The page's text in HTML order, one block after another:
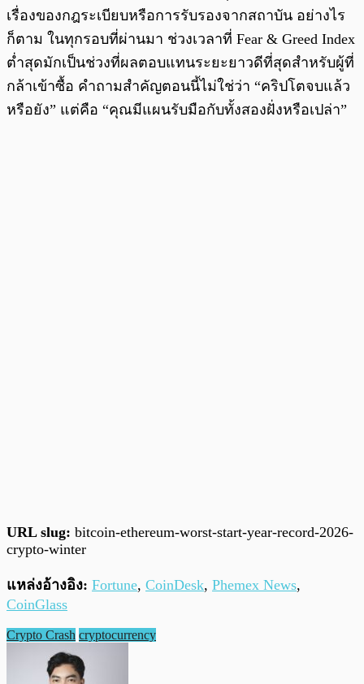
เรื่องของกฎระเบียบหรือการรับรองจากสถาบัน อย่างไร
ก็ตาม ในทุกรอบที่ผ่านมา ช่วงเวลาที่ Fear & Greed Index
ต่ำสุดมักเป็นช่วงที่ผลตอบแทนระยะยาวดีที่สุดสำหรับผู้ที่
กล้าเข้าซื้อ คำถามสำคัญตอนนี้ไม่ใช่ว่า “คริปโตจบแล้ว
หรือยัง” แต่คือ “คุณมีแผนรับมือกับทั้งสองฝั่งหรือเปล่า”
URL slug: bitcoin-ethereum-worst-start-year-record-2026-
crypto-winter
แหล่งอ้างอิง: Fortune, CoinDesk, Phemex News,
CoinGlass
Crypto Crash cryptocurrency